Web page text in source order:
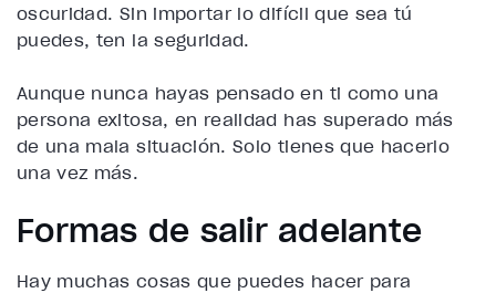
oscuridad. Sin importar lo difícil que sea tú
puedes, ten la seguridad.
Aunque nunca hayas pensado en ti como una
persona exitosa, en realidad has superado más
de una mala situación. Solo tienes que hacerlo
una vez más.
Formas de salir adelante
Hay muchas cosas que puedes hacer para